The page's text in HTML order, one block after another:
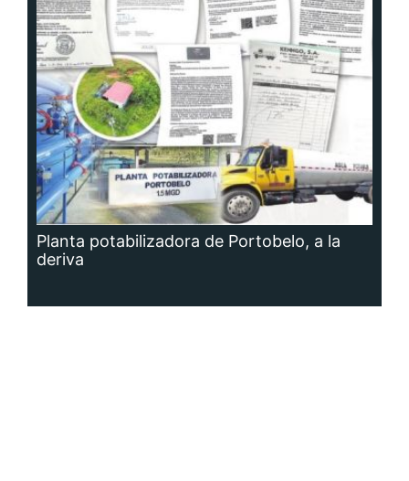
Planta potabilizadora de Portobelo, a la
deriva